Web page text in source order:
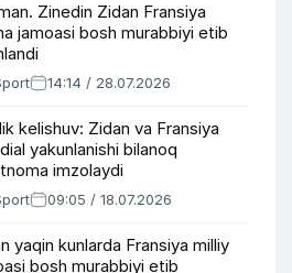
Zinedin Zidan Fransiya
jamoasi bosh murabbiyi etib
14:14 / 28.07.2026
kelishuv: Zidan va Fransiya
yakunlanishi bilanoq
imzolaydi
09:05 / 18.07.2026
yaqin kunlarda Fransiya milliy
bosh murabbiyi etib